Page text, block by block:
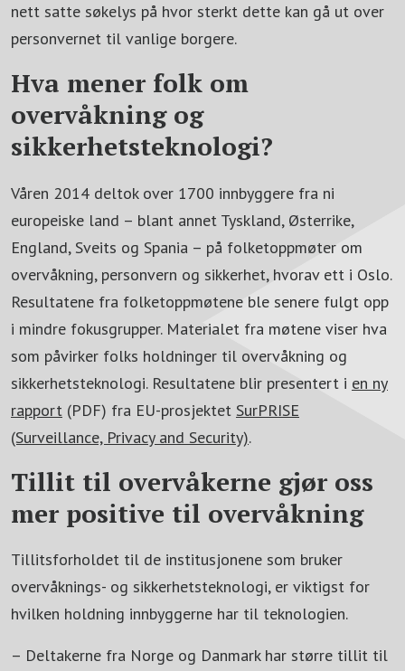
nett satte søkelys på hvor sterkt dette kan gå ut over
personvernet til vanlige borgere.
Hva mener folk om
overvåkning og
sikkerhetsteknologi?
Våren 2014 deltok over 1700 innbyggere fra ni
europeiske land – blant annet Tyskland, Østerrike,
England, Sveits og Spania – på folketoppmøter om
overvåkning, personvern og sikkerhet, hvorav ett i Oslo.
Resultatene fra folketoppmøtene ble senere fulgt opp
i mindre fokusgrupper. Materialet fra møtene viser hva
som påvirker folks holdninger til overvåkning og
sikkerhetsteknologi. Resultatene blir presentert i en ny
rapport (PDF) fra EU-prosjektet SurPRISE
(Surveillance, Privacy and Security).
Tillit til overvåkerne gjør oss
mer positive til overvåkning
Tillitsforholdet til de institusjonene som bruker
overvåknings- og sikkerhetsteknologi, er viktigst for
hvilken holdning innbyggerne har til teknologien.
– Deltakerne fra Norge og Danmark har større tillit til